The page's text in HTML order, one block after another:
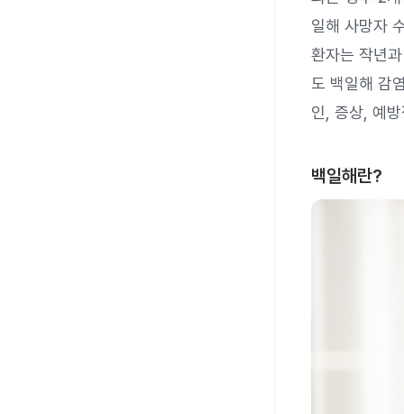
일해 사망자
환자는 작년
도 백일해 감
인, 증상, 예
백일해란?